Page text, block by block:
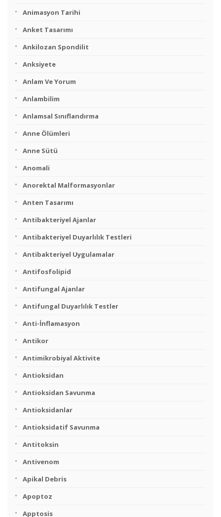
Animasyon Tarihi
Anket Tasarımı
Ankilozan Spondilit
Anksiyete
Anlam Ve Yorum
Anlambilim
Anlamsal Sınıflandırma
Anne Ölümleri
Anne Sütü
Anomali
Anorektal Malformasyonlar
Anten Tasarımı
Antibakteriyel Ajanlar
Antibakteriyel Duyarlılık Testleri
Antibakteriyel Uygulamalar
Antifosfolipid
Antifungal Ajanlar
Antifungal Duyarlılık Testler
Anti-İnflamasyon
Antikor
Antimikrobiyal Aktivite
Antioksidan
Antioksidan Savunma
Antioksidanlar
Antioksidatif Savunma
Antitoksin
Antivenom
Apikal Debris
Apoptoz
Apptosis